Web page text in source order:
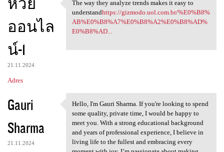
ออนไล
น์-1
21.11.2024
Adres
The way they analyze trends
The way they analyze trends makes it easy to
understandhttps://gizmodo.uol.com.br/%E0%B8%
AB%E0%B8%A7%E0%B8%A2%E0%B8%AD%
E0%B8%AD...
Gauri
Sharma
21.11.2024
Hello, I'm Gauri Sharma. If
Hello, I'm Gauri Sharma. If you're looking to spend
some quality, private time, I would be happy to
meet you. With a strong educational background
and years of professional experience, I believe in
living life to the fullest and embracing every